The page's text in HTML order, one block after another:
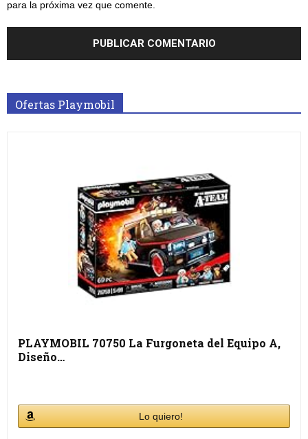
para la próxima vez que comente.
Ofertas Playmobil
PLAYMOBIL 70750 La Furgoneta del Equipo A,
Diseño…
Lo quiero!